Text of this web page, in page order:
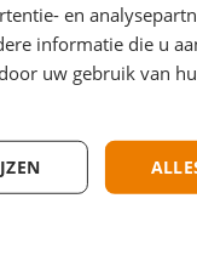
en
informatie die u
uw gebruik van